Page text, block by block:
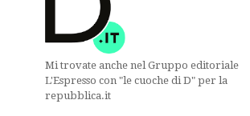
Mi trovate anche nel Gruppo editoriale
L'Espresso con "le cuoche di D" per la
repubblica.it